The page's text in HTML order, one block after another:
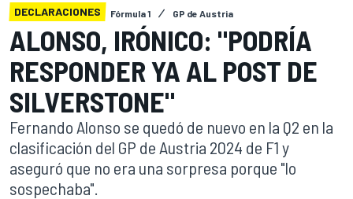
DECLARACIONES Fórmula 1 GP de Austria
ALONSO, IRÓNICO: "PODRÍA
RESPONDER YA AL POST DE
SILVERSTONE"
Fernando Alonso se quedó de nuevo en la Q2 en la
clasificación del GP de Austria 2024 de F1 y
aseguró que no era una sorpresa porque "lo
sospechaba".